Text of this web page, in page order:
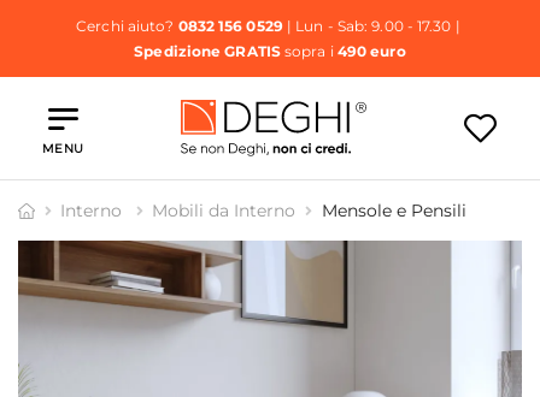
Cerchi aiuto? 0832 156 0529| Lun - Sab: 9.00 - 17.30 |
Spedizione GRATISsopra i 490 euro
MENU
Interno Mobili da Interno Mensole e Pensili